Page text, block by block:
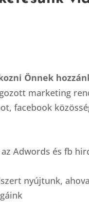
Önnek
marketing
facebook
Adwords és fb
nyújtunk,